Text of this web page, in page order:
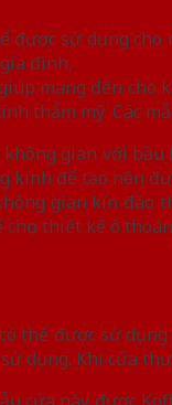
được sử dụng
đình.
mang đến
thẩm mỹ. Các
gian với bầu
kính để tạo nên
gian kín đáo
thiết kế ô
thể được sử
dụng. Khi cửa